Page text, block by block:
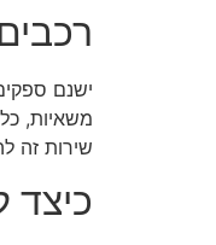
ישנם
משאיות,
שירות זה
כיצד